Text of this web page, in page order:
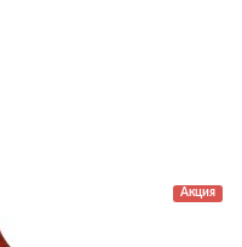
Акция